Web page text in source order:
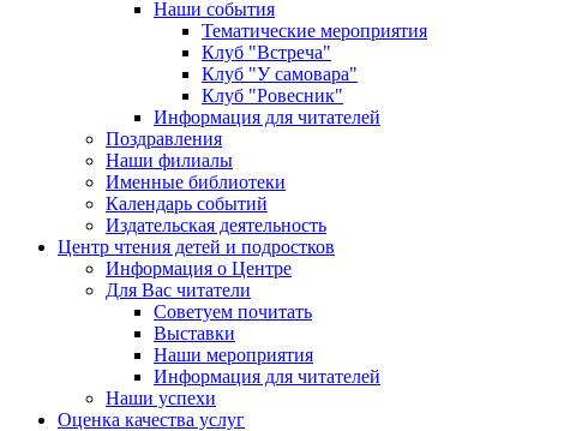
Наши события
Тематические мероприятия
Клуб "Встреча"
Клуб "У самовара"
Клуб "Ровесник"
Информация для читателей
Поздравления
Наши филиалы
Именные библиотеки
Календарь событий
Издательская деятельность
Центр чтения детей и подростков
Информация о Центре
Для Вас читатели
Советуем почитать
Выставки
Наши мероприятия
Информация для читателей
Наши успехи
Оценка качества услуг